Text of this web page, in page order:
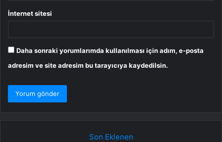
İnternet sitesi
Daha sonraki yorumlarımda kullanılması için adım, e-posta
adresim ve site adresim bu tarayıcıya kaydedilsin.
Son Eklenen